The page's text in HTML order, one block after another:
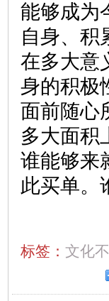
能够成为
自身、积
在多大意
身的积极
面前随心
多大面积
谁能够来
此买单。
标签： 文化